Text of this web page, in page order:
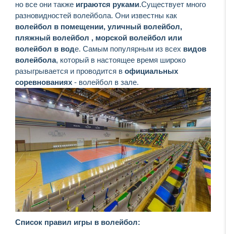
но все они также играются руками.Существует много
разновидностей волейбола. Они известны как
волейбол в помещении, уличный волейбол,
пляжный волейбол , морской волейбол или
волейбол в воде. Самым популярным из всех видов
волейбола, который в настоящее время широко
разыгрывается и проводится в официальных
соревнованиях - волейбол в зале.
Список правил игры в волейбол: